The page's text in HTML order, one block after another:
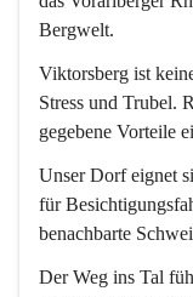
Bergwelt.
Viktorsberg ist
Stress und Trubel.
gegebene Vorteile
Unser Dorf eignet
für
benachbarte
Der Weg ins Tal